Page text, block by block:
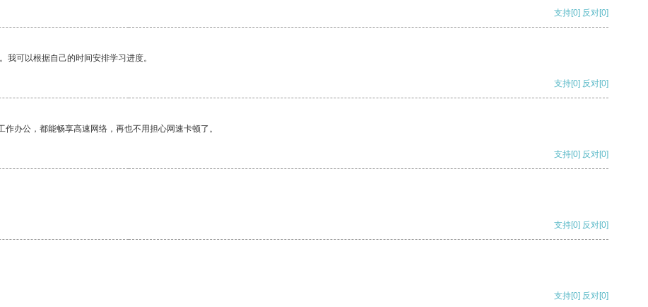
支持[0] 反对[0]
可以根据自己的时间安排学习进度。
支持[0] 反对[0]
办公，都能畅享高速网络，再也不用担心网速卡顿了。
支持[0] 反对[0]
支持[0] 反对[0]
支持[0] 反对[0]